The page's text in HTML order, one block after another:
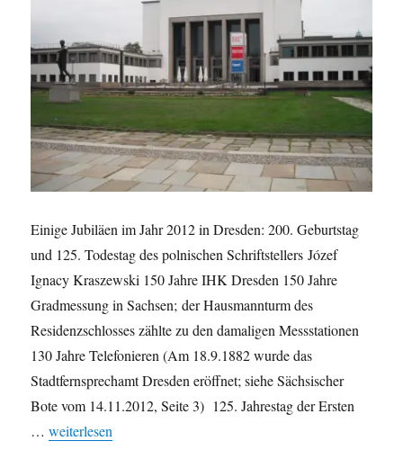
Einige Jubiläen im Jahr 2012 in Dresden: 200. Geburtstag
und 125. Todestag des polnischen Schriftstellers Józef
Ignacy Kraszewski 150 Jahre IHK Dresden 150 Jahre
Gradmessung in Sachsen; der Hausmannturm des
Residenzschlosses zählte zu den damaligen Messstationen
130 Jahre Telefonieren (Am 18.9.1882 wurde das
Stadtfernsprechamt Dresden eröffnet; siehe Sächsischer
Bote vom 14.11.2012, Seite 3) 125. Jahrestag der Ersten
…„2012: Einige Jubiläen in Dresden“
weiterlesen